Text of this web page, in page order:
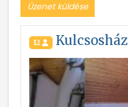
Üzenet küldése
12 Kulcsosház